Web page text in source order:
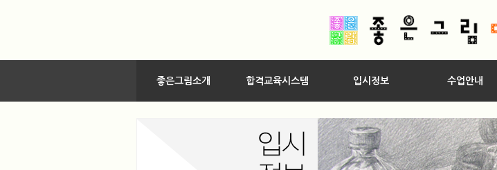
좋은그림소개 합격교육시스템 입시정보 수업안내